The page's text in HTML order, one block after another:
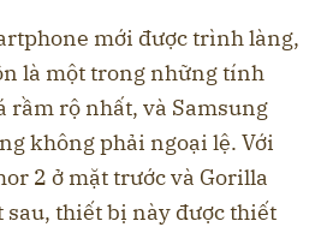
mới được trình làng,
là một trong những tính
rầm rộ nhất, và Samsung
không phải ngoại lệ. Với
2 ở mặt trước và Gorilla
sau, thiết bị này được thiết